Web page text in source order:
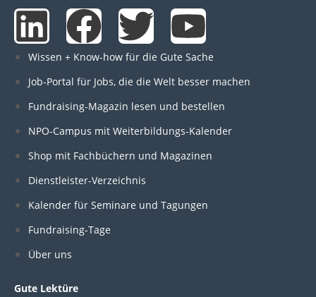
L
i
n
k
e
d
i
n
F
a
c
e
b
o
o
T
w
i
t
t
e
Y
o
u
t
u
b
Wissen + Know-how für die Gute Sache
Job-Portal für Jobs, die die Welt besser machen
Fundraising-Magazin lesen und bestellen
NPO-Campus mit Weiterbildungs-Kalender
Shop mit Fachbüchern und Magazinen
Dienstleister-Verzeichnis
Kalender für Seminare und Tagungen
Fundraising-Tage
Über uns
Gute Lektüre